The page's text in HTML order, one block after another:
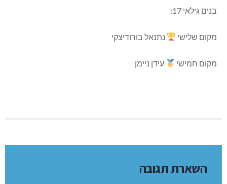
בנים גילאי 17:
מקום שלישי נתנאל בורודיצקי
מקום חמישי עידן ניימן
השארת תגובה